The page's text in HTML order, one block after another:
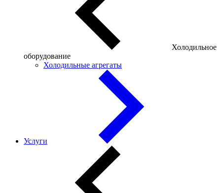
Холодильное
оборудование
Холодильные агрегаты
Услуги